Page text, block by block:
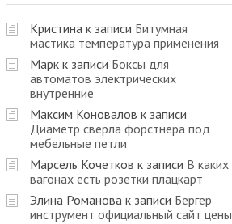
Кристина к записи Битумная
мастика температура применения
Марк к записи Боксы для
автоматов электрических
внутренние
Максим Коновалов к записи
Диаметр сверла форстнера под
мебельные петли
Марсель Кочетков к записи В каких
вагонах есть розетки плацкарт
Элина Романова к записи Бергер
инструмент официальный сайт цены